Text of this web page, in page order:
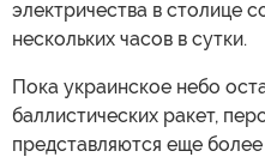
электричества в столице
нескольких часов в сутки.
Пока украинское небо
баллистических ракет,
представляются еще